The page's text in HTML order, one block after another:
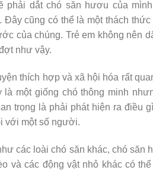
phải dắt chó săn hươu của
Đây cũng có thể là một thách
của chúng. Trẻ em không nên
như vậy.
thích hợp và xã hội hóa rất
là một giống chó thông minh
trọng là phải phát hiện ra điều
với một số người.
các loài chó săn khác, chó săn
và các động vật nhỏ khác có